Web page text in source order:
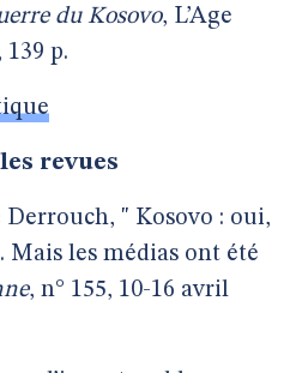
du Kosovo, L’Age
139 p.
revues
" Kosovo : oui,
les médias ont été
, n° 155, 10-16 avril